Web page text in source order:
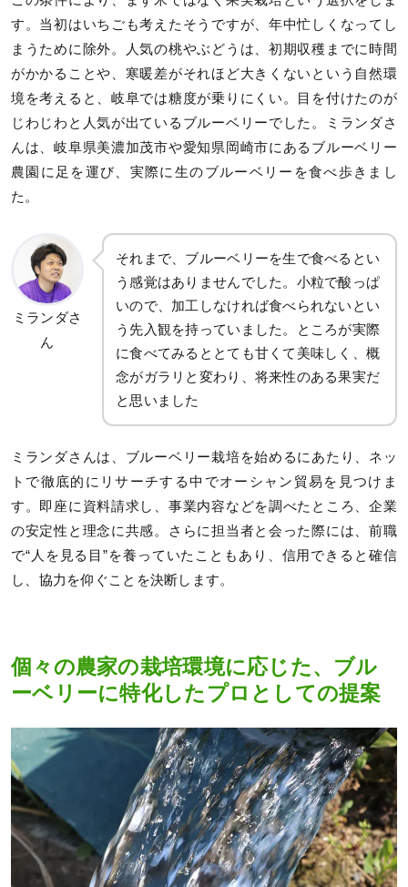
す。当初はいちごも考えたそうですが、年中忙しくなってし
まうために除外。人気の桃やぶどうは、初期収穫までに時間
がかかることや、寒暖差がそれほど大きくないという自然環
境を考えると、岐阜では糖度が乗りにくい。目を付けたのが
じわじわと人気が出ているブルーベリーでした。ミランダさ
んは、岐阜県美濃加茂市や愛知県岡崎市にあるブルーベリー
農園に足を運び、実際に生のブルーベリーを食べ歩きまし
た。
ミランダさ
ん
それまで、ブルーベリーを生で食べるとい
う感覚はありませんでした。小粒で酸っぱ
いので、加工しなければ食べられないとい
う先入観を持っていました。ところが実際
に食べてみるととても甘くて美味しく、概
念がガラリと変わり、将来性のある果実だ
と思いました
ミランダさんは、ブルーベリー栽培を始めるにあたり、ネッ
トで徹底的にリサーチする中でオーシャン貿易を見つけま
す。即座に資料請求し、事業内容などを調べたところ、企業
の安定性と理念に共感。さらに担当者と会った際には、前職
で“人を見る目”を養っていたこともあり、信用できると確信
し、協力を仰ぐことを決断します。
個々の農家の栽培環境に応じた、ブル
ーベリーに特化したプロとしての提案